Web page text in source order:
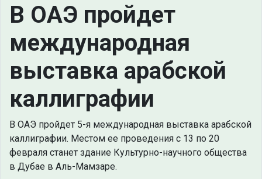
В ОАЭ пройдет
международная
выставка арабской
каллиграфии
В ОАЭ пройдет 5-я международная выставка арабской
каллиграфии. Местом ее проведения с 13 по 20
февраля станет здание Культурно-научного общества
в Дубае в Аль-Мамзаре.